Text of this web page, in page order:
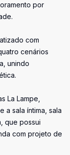
por
com
cenários
unindo
La Lampe,
a sala íntima, sala
que possui
com projeto de